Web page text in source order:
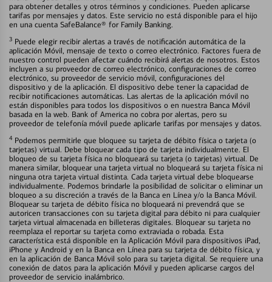
para obtener detalles y otros términos y condiciones. Pueden aplicarse
tarifas por mensajes y datos. Este servicio no está disponible para el hijo
en una cuenta SafeBalance® for Family Banking.
3 Puede elegir recibir alertas a través de notificación automática de la
aplicación Móvil, mensaje de texto o correo electrónico. Factores fuera de
nuestro control pueden afectar cuándo recibirá alertas de nosotros. Estos
incluyen a su proveedor de correo electrónico, configuraciones de correo
electrónico, su proveedor de servicio móvil, configuraciones del
dispositivo y de la aplicación. El dispositivo debe tener la capacidad de
recibir notificaciones automáticas. Las alertas de la aplicación móvil no
están disponibles para todos los dispositivos o en nuestra Banca Móvil
basada en la web. Bank of America no cobra por alertas, pero su
proveedor de telefonía móvil puede aplicarle tarifas por mensajes y datos.
4 Podemos permitirle que bloquee su tarjeta de débito física o tarjeta (o
tarjetas) virtual. Debe bloquear cada tipo de tarjeta individualmente. El
bloqueo de su tarjeta física no bloqueará su tarjeta (o tarjetas) virtual. De
manera similar, bloquear una tarjeta virtual no bloqueará su tarjeta física ni
ninguna otra tarjeta virtual distinta. Cada tarjeta virtual debe bloquearse
individualmente. Podemos brindarle la posibilidad de solicitar o eliminar un
bloqueo a su discreción a través de la Banca en Línea y/o la Banca Móvil.
Bloquear su tarjeta de débito física no bloqueará ni prevendrá que se
autoricen transacciones con su tarjeta digital para débito ni para cualquier
tarjeta virtual almacenada en billeteras digitales. Bloquear su tarjeta no
reemplaza el reportar su tarjeta como extraviada o robada. Esta
característica está disponible en la Aplicación Móvil para dispositivos iPad,
iPhone y Android y en la Banca en Línea para su tarjeta de débito física, y
en la aplicación de Banca Móvil solo para su tarjeta digital. Se requiere una
conexión de datos para la aplicación Móvil y pueden aplicarse cargos del
proveedor de servicio inalámbrico.